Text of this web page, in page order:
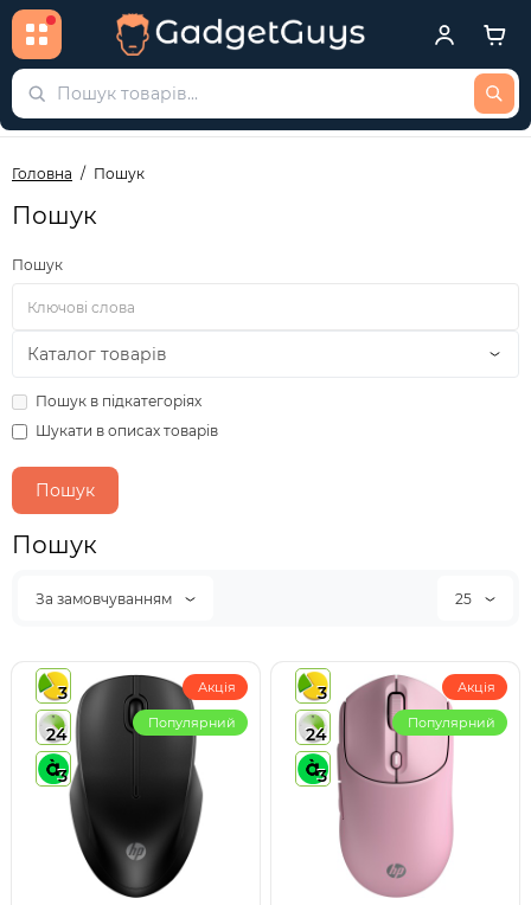
Головна Пошук
Пошук
Пошук
Пошук в підкатегоріях
Шукати в описах товарів
Пошук
За замовчуванням 25
3
24
3
Акція
Популярний
3
24
3
Акція
Популярний